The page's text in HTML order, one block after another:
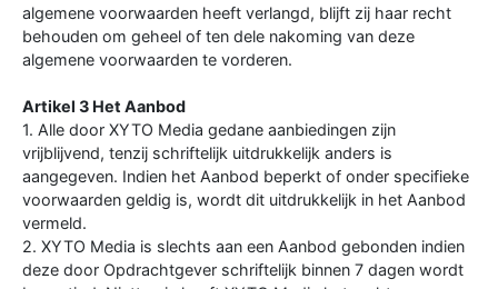
algemene voorwaarden heeft verlangd, blijft zij haar recht
behouden om geheel of ten dele nakoming van deze
algemene voorwaarden te vorderen.
Artikel 3 Het Aanbod
1. Alle door XYTO Media gedane aanbiedingen zijn
vrijblijvend, tenzij schriftelijk uitdrukkelijk anders is
aangegeven. Indien het Aanbod beperkt of onder specifieke
voorwaarden geldig is, wordt dit uitdrukkelijk in het Aanbod
vermeld.
2. XYTO Media is slechts aan een Aanbod gebonden indien
deze door Opdrachtgever schriftelijk binnen 7 dagen wordt